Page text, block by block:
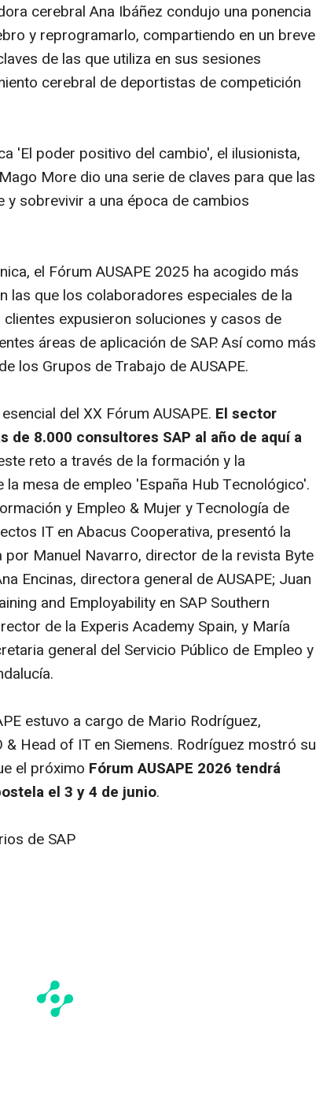
cerebral Ana Ibáñez condujo una ponencia
y reprogramarlo, compartiendo en un breve
de las que utiliza en sus sesiones
cerebral de deportistas de competición
'El poder positivo del cambio', el ilusionista,
More dio una serie de claves para que las
sobrevivir a una época de cambios
el Fórum AUSAPE 2025 ha acogido más
las que los colaboradores especiales de la
expusieron soluciones y casos de
áreas de aplicación de SAP. Así como más
los Grupos de Trabajo de AUSAPE.
del XX Fórum AUSAPE. El sector
de 8.000 consultores SAP al año de aquí a
reto a través de la formación y la
mesa de empleo 'España Hub Tecnológico'.
y Empleo & Mujer y Tecnología de
IT en Abacus Cooperativa, presentó la
Manuel Navarro, director de la revista Byte
Encinas, directora general de AUSAPE; Juan
and Employability en SAP Southern
de la Experis Academy Spain, y María
general del Servicio Público de Empleo y
estuvo a cargo de Mario Rodríguez,
& Head of IT en Siemens. Rodríguez mostró su
el próximo Fórum AUSAPE 2026 tendrá
el 3 y 4 de junio.
de SAP